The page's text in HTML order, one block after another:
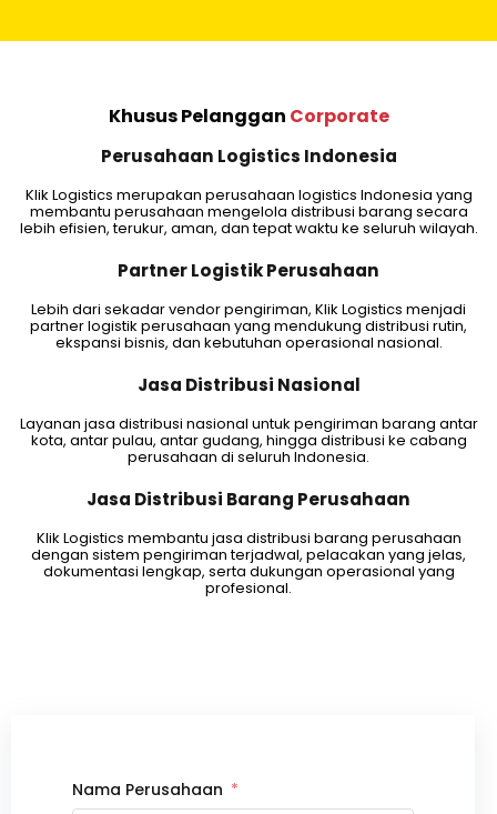
Khusus Pelanggan Corporate
Perusahaan Logistics Indonesia
Klik Logistics merupakan perusahaan logistics Indonesia yang
membantu perusahaan mengelola distribusi barang secara
lebih efisien, terukur, aman, dan tepat waktu ke seluruh wilayah.
Partner Logistik Perusahaan
Lebih dari sekadar vendor pengiriman, Klik Logistics menjadi
partner logistik perusahaan yang mendukung distribusi rutin,
ekspansi bisnis, dan kebutuhan operasional nasional.
Jasa Distribusi Nasional
Layanan jasa distribusi nasional untuk pengiriman barang antar
kota, antar pulau, antar gudang, hingga distribusi ke cabang
perusahaan di seluruh Indonesia.
Jasa Distribusi Barang Perusahaan
Klik Logistics membantu jasa distribusi barang perusahaan
dengan sistem pengiriman terjadwal, pelacakan yang jelas,
dokumentasi lengkap, serta dukungan operasional yang
profesional.
Nama Perusahaan